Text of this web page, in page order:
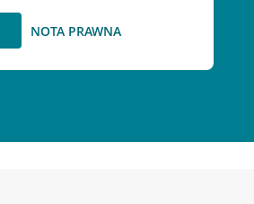
NOTA PRAWNA